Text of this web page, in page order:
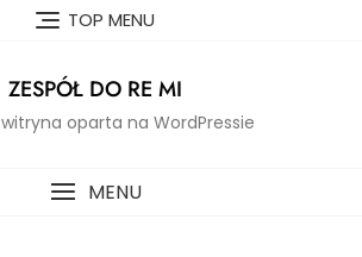
TOP MENU
ZESPÓŁ DO RE MI
oparta na WordPressie
MENU